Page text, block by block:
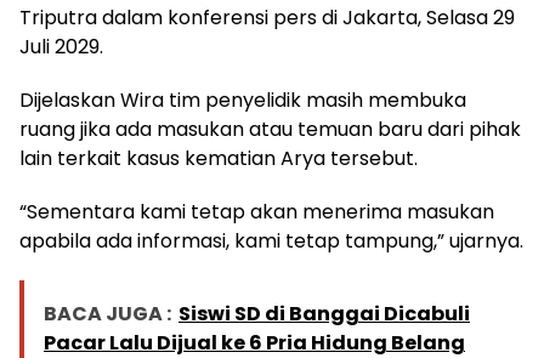
Triputra dalam konferensi pers di Jakarta, Selasa 29
Juli 2029.
Dijelaskan Wira tim penyelidik masih membuka
ruang jika ada masukan atau temuan baru dari pihak
lain terkait kasus kematian Arya tersebut.
“Sementara kami tetap akan menerima masukan
apabila ada informasi, kami tetap tampung,” ujarnya.
BACA JUGA : Siswi SD di Banggai Dicabuli
Pacar Lalu Dijual ke 6 Pria Hidung Belang